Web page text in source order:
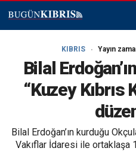
KIBRIS Yayın
Bilal
“Kuzey
Bilal Erdoğan’ın kurduğu
Vakıflar İdaresi ile